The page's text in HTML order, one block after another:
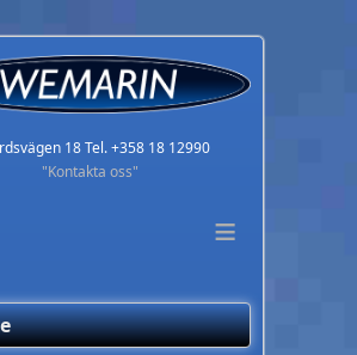
18 Tel. +358 18 12990
"Kontakta oss"
≡